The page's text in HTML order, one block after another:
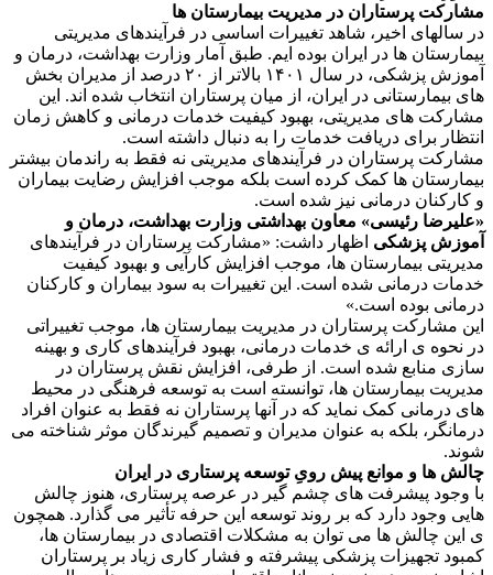
مشارکت پرستاران در مدیریت بیمارستان ها
در سالهای اخیر، شاهد تغییرات اساسی در فرآیندهای مدیریتی
بیمارستان ها در ایران بوده ایم. طبق آمار وزارت بهداشت، درمان و
آموزش پزشکی، در سال ۱۴۰۱ بالاتر از ۲۰ درصد از مدیران بخش
های بیمارستانی در ایران، از میان پرستاران انتخاب شده اند. این
مشارکت های مدیریتی، بهبود کیفیت خدمات درمانی و کاهش زمان
انتظار برای دریافت خدمات را به دنبال داشته است.
مشارکت پرستاران در فرآیندهای مدیریتی نه فقط به راندمان بیشتر
بیمارستان ها کمک کرده است بلکه موجب افزایش رضایت بیماران
و کارکنان درمانی نیز شده است.
«علیرضا رئیسی» معاون بهداشتی وزارت بهداشت، درمان و
آموزش پزشکی اظهار داشت: «مشارکت پرستاران در فرآیندهای
مدیریتی بیمارستان ها، موجب افزایش کارآیی و بهبود کیفیت
خدمات درمانی شده است. این تغییرات به سود بیماران و کارکنان
درمانی بوده است.»
این مشارکت پرستاران در مدیریت بیمارستان ها، موجب تغییراتی
در نحوه ی ارائه ی خدمات درمانی، بهبود فرآیندهای کاری و بهینه
سازی منابع شده است. از طرفی، افزایش نقش پرستاران در
مدیریت بیمارستان ها، توانسته است به توسعه فرهنگی در محیط
های درمانی کمک نماید که در آنها پرستاران نه فقط به عنوان افراد
درمانگر، بلکه به عنوان مدیران و تصمیم گیرندگان موثر شناخته می
شوند.
چالش ها و موانع پیش رویِ توسعه پرستاری در ایران
با وجود پیشرفت های چشم گیر در عرصه پرستاری، هنوز چالش
هایی وجود دارد که بر روند توسعه این حرفه تأثیر می گذارد. همچون
ی این چالش ها می توان به مشکلات اقتصادی در بیمارستان ها،
کمبود تجهیزات پزشکی پیشرفته و فشار کاری زیاد بر پرستاران